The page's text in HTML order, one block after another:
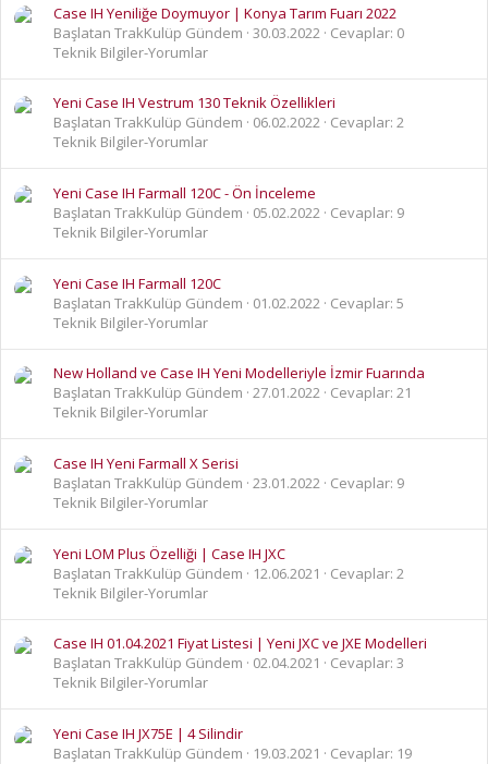
Case IH Yeniliğe Doymuyor | Konya Tarım Fuarı 2022
Başlatan TrakKulüp Gündem 30.03.2022 Cevaplar: 0
Teknik Bilgiler-Yorumlar
Yeni Case IH Vestrum 130 Teknik Özellikleri
Başlatan TrakKulüp Gündem
06.02.2022 Cevaplar: 2
Teknik Bilgiler-Yorumlar
Yeni Case IH Farmall 120C - Ön İnceleme
Başlatan TrakKulüp Gündem
05.02.2022 Cevaplar: 9
Teknik Bilgiler-Yorumlar
Yeni Case IH Farmall 120C
Başlatan TrakKulüp Gündem
01.02.2022 Cevaplar: 5
Teknik Bilgiler-Yorumlar
New Holland ve Case IH Yeni Modelleriyle İzmir Fuarında
Başlatan TrakKulüp Gündem 27.01.2022 Cevaplar: 21
Teknik Bilgiler-Yorumlar
Case IH Yeni Farmall X Serisi
Başlatan TrakKulüp Gündem 23.01.2022 Cevaplar: 9
Teknik Bilgiler-Yorumlar
Yeni LOM Plus Özelliği | Case IH JXC
Başlatan TrakKulüp Gündem
12.06.2021
Cevaplar: 2
Teknik Bilgiler-Yorumlar
Case IH 01.04.2021 Fiyat Listesi | Yeni JXC ve JXE Modelleri
Başlatan TrakKulüp Gündem
02.04.2021
Cevaplar: 3
Teknik Bilgiler-Yorumlar
Yeni Case IH JX75E | 4 Silindir
Başlatan TrakKulüp Gündem
19.03.2021
Cevaplar: 19